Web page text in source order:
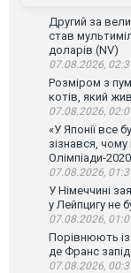
Другий за
став
доларів (NV)
07.08.2026,
Розміром з
котів, який
07.08.2026,
«У Японії все
зізнався,
Олімпіади-
07.08.2026,
У Німеччині
у Лейпцигу не
07.08.2026,
Порівнюють із
де Франс
07.08.2026,